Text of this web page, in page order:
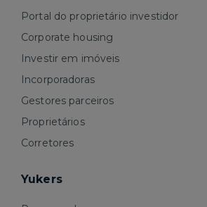
Portal do proprietário investidor
Corporate housing
Investir em imóveis
Incorporadoras
Gestores parceiros
Proprietários
Corretores
Yukers